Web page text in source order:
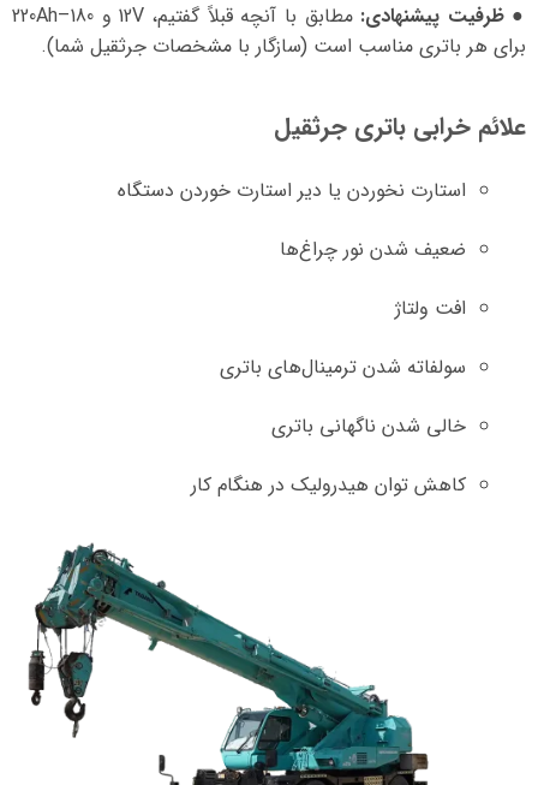
● ظرفیت پیشنهادی:
مطابق با آنچه قبلاً گفتیم، 12V و 180–220Ah
برای هر باتری مناسب است (سازگار با مشخصات جرثقیل شما).
علائم خرابی باتری جرثقیل
استارت نخوردن یا دیر استارت خوردن دستگاه
ضعیف شدن نور چراغ‌ها
افت ولتاژ
سولفاته شدن ترمینال‌های باتری
خالی شدن ناگهانی باتری
کاهش توان هیدرولیک در هنگام کار